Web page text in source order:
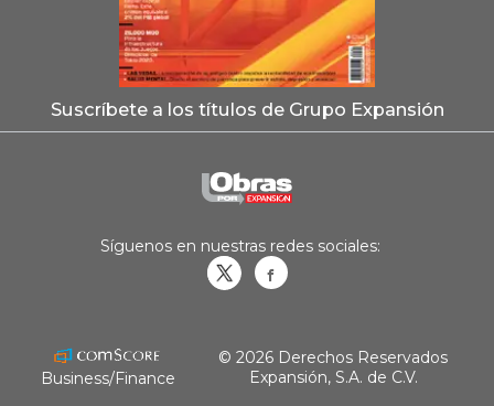
Suscríbete a los títulos de Grupo Expansión
Síguenos en nuestras redes sociales:
Business/Finance
© 2026 Derechos Reservados
Expansión, S.A. de C.V.